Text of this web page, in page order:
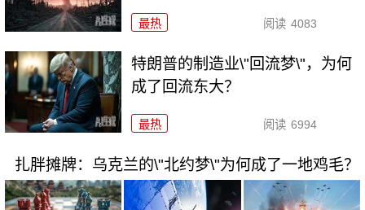
最热 阅读 4083
特朗普的制造业\"回流梦\"，为何
成了回流东大？
最热 阅读 6994
扎胖摊牌：乌克兰的\"北约梦\"为何成了一地鸡毛？